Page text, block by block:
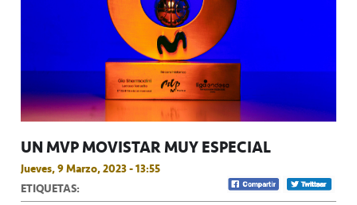
UN MVP MOVISTAR MUY ESPECIAL
Jueves, 9 Marzo, 2023 - 13:55
ETIQUETAS: